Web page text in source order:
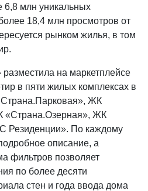
6,8 млн уникальных
18,4 млн просмотров от
рынком жилья, в том
на маркетплейсе
в пяти жилых комплексах в
ЖК
«Страна.Озерная», ЖК
Резиденции». По каждому
описание, а
фильтров позволяет
по более десяти
стен и года ввода дома